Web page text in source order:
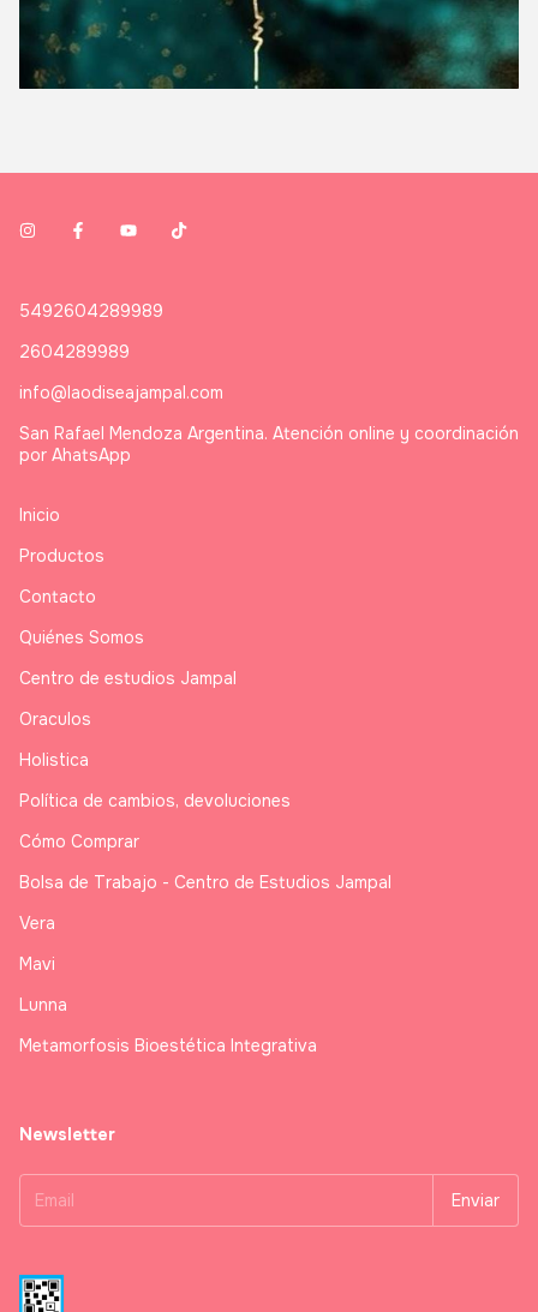
5492604289989
2604289989
info@laodiseajampal.com
San Rafael Mendoza Argentina. Atención online y coordinación
por AhatsApp
Inicio
Productos
Contacto
Quiénes Somos
Centro de estudios Jampal
Oraculos
Holistica
Política de cambios, devoluciones
Cómo Comprar
Bolsa de Trabajo - Centro de Estudios Jampal
Vera
Mavi
Lunna
Metamorfosis Bioestética Integrativa
Newsletter